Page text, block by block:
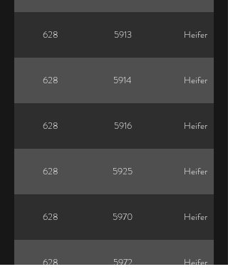
628 5913 Heifer
628 5914 Heifer
628 5916 Heifer
628 5925 Heifer
628 5970 Heifer
628 5972 Heifer